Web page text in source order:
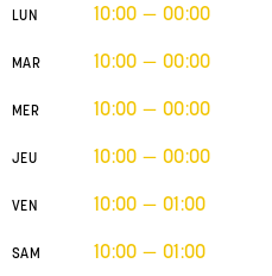
LUN 10:00 — 00:00
MAR 10:00 — 00:00
MER 10:00 — 00:00
JEU 10:00 — 00:00
VEN 10:00 — 01:00
SAM 10:00 — 01:00